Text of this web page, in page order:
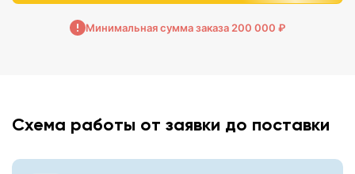
Минимальная сумма заказа 200 000 ₽
Схема работы от заявки до поставки